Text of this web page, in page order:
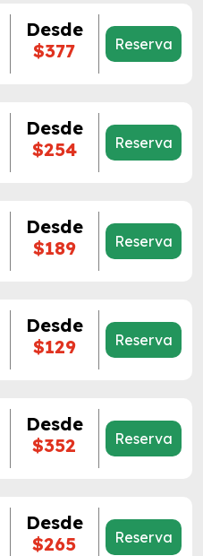
Desde
$377
Reserva
Desde
$254
Reserva
Desde
$189
Reserva
Desde
$129
Reserva
Desde
$352
Reserva
Desde
$265
Reserva